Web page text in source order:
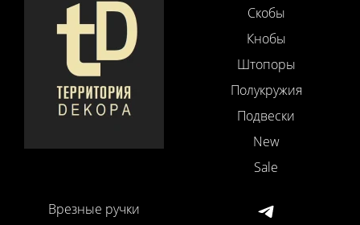
Скобы
Кнобы
Штопоры
Полукружия
Подвески
New
Sale
Врезные ручки